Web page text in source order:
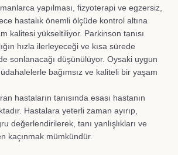
yapılması, fizyoterapi ve egzersiz,
hastalık önemli ölçüde kontrol altına
kalitesi yükseltiliyor. Parkinson tanısı
hızla ilerleyeceği ve kısa sürede
sonlanacağı düşünülüyor. Oysaki uygun
bağımsız ve kaliteli bir yaşam
hastaların tanısında esası hastanın
Hastalara yeterli zaman ayırıp,
değerlendirilerek, tanı yanlışlıkları ve
kaçınmak mümkündür.